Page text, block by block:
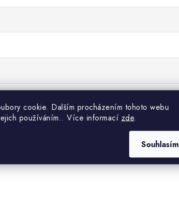
cookie. Dalším procházením tohoto webu
používáním.. Více informací zde.
Souhlasím